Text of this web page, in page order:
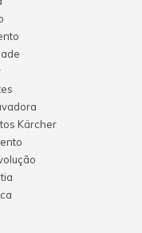
Kärcher